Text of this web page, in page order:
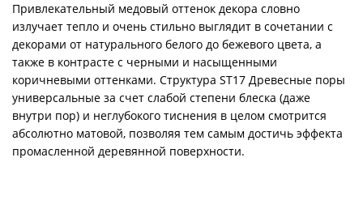
Привлекательный медовый оттенок декора словно
излучает тепло и очень стильно выглядит в сочетании с
декорами от натурального белого до бежевого цвета, а
также в контрасте с черными и насыщенными
коричневыми оттенками. Структура ST17 Древесные поры
универсальные за счет слабой степени блеска (даже
внутри пор) и неглубокого тиснения в целом смотрится
абсолютно матовой, позволяя тем самым достичь эффекта
промасленной деревянной поверхности.